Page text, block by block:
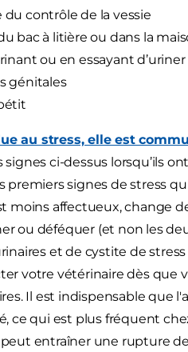
contrôle de la vessie
bac à litière ou dans la
ou en essayant d’uriner
génitales
au stress, elle est
ci-dessus lorsqu’ils
premiers signes de stress
moins affectueux, change
ou déféquer (et non les
et de cystite de
votre vétérinaire dès que
Il est indispensable que
ce qui est plus fréquent
entraîner une rupture